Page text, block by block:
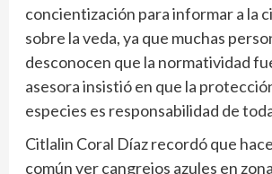
concientización para informar a la
sobre la veda, ya que muchas
desconocen que la normatividad
asesora insistió en que la
especies es responsabilidad de
Citlalin Coral Díaz recordó que
común ver cangrejos azules en